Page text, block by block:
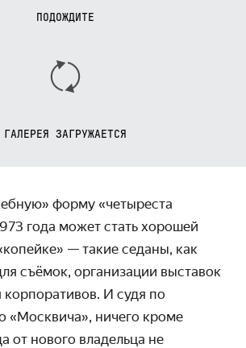
ПОДОЖДИТЕ
ГАЛЕРЕЯ ЗАГРУЖАЕТСЯ
форму «четыреста
года может стать хорошей
— такие седаны, как
съёмок, организации выставок
И судя по
«Москвича», ничего кроме
от нового владельца не